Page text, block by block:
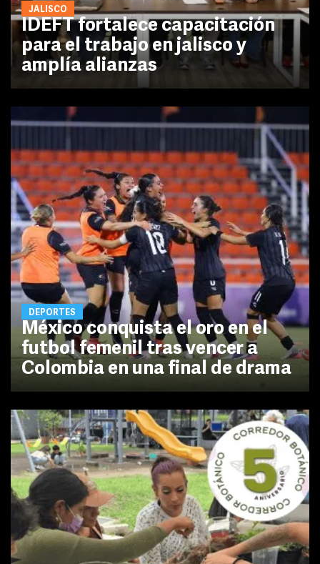
JALISCO
IDEFT fortalece capacitación
para el trabajo en jalisco y
amplía alianzas
DEPORTES
México conquista el oro en el
futbol femenil tras vencer a
Colombia en una final de drama